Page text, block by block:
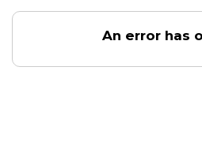
An error has